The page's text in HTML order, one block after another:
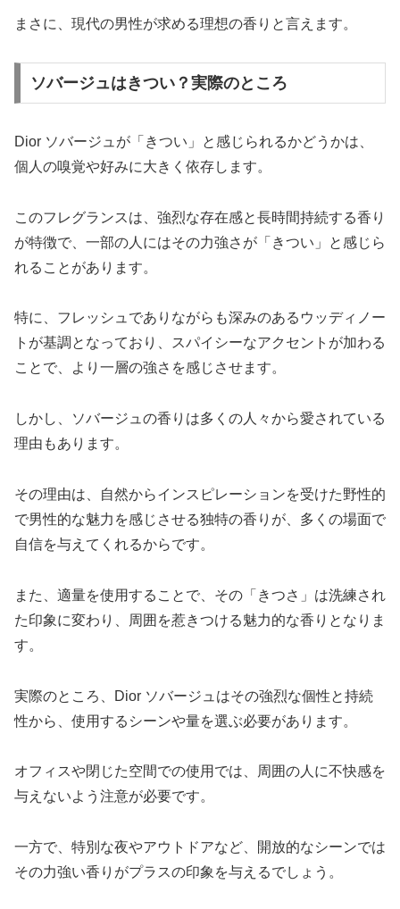
まさに、現代の男性が求める理想の香りと言えます。
ソバージュはきつい？実際のところ
Dior ソバージュが「きつい」と感じられるかどうかは、
個人の嗅覚や好みに大きく依存します。
このフレグランスは、強烈な存在感と長時間持続する香り
が特徴で、一部の人にはその力強さが「きつい」と感じら
れることがあります。
特に、フレッシュでありながらも深みのあるウッディノー
トが基調となっており、スパイシーなアクセントが加わる
ことで、より一層の強さを感じさせます。
しかし、ソバージュの香りは多くの人々から愛されている
理由もあります。
その理由は、自然からインスピレーションを受けた野性的
で男性的な魅力を感じさせる独特の香りが、多くの場面で
自信を与えてくれるからです。
また、適量を使用することで、その「きつさ」は洗練され
た印象に変わり、周囲を惹きつける魅力的な香りとなりま
す。
実際のところ、Dior ソバージュはその強烈な個性と持続
性から、使用するシーンや量を選ぶ必要があります。
オフィスや閉じた空間での使用では、周囲の人に不快感を
与えないよう注意が必要です。
一方で、特別な夜やアウトドアなど、開放的なシーンでは
その力強い香りがプラスの印象を与えるでしょう。